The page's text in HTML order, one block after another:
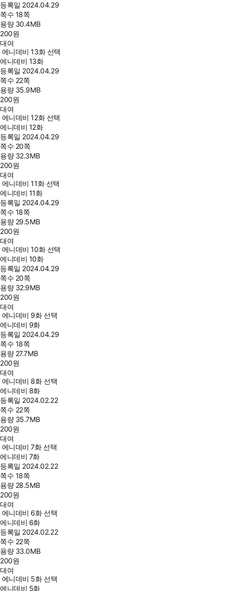
등록일 2024.04.29
쪽수 18쪽
용량 30.4MB
200원
대여
에니데비 13화 선택
에니데비 13화
등록일 2024.04.29
쪽수 22쪽
용량 35.9MB
200원
대여
에니데비 12화 선택
에니데비 12화
등록일 2024.04.29
쪽수 20쪽
용량 32.3MB
200원
대여
에니데비 11화 선택
에니데비 11화
등록일 2024.04.29
쪽수 18쪽
용량 29.5MB
200원
대여
에니데비 10화 선택
에니데비 10화
등록일 2024.04.29
쪽수 20쪽
용량 32.9MB
200원
대여
에니데비 9화 선택
에니데비 9화
등록일 2024.04.29
쪽수 18쪽
용량 27.7MB
200원
대여
에니데비 8화 선택
에니데비 8화
등록일 2024.02.22
쪽수 22쪽
용량 35.7MB
200원
대여
에니데비 7화 선택
에니데비 7화
등록일 2024.02.22
쪽수 18쪽
용량 28.5MB
200원
대여
에니데비 6화 선택
에니데비 6화
등록일 2024.02.22
쪽수 22쪽
용량 33.0MB
200원
대여
에니데비 5화 선택
에니데비 5화